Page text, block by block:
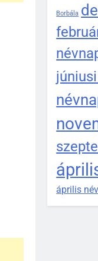
Borbála
április